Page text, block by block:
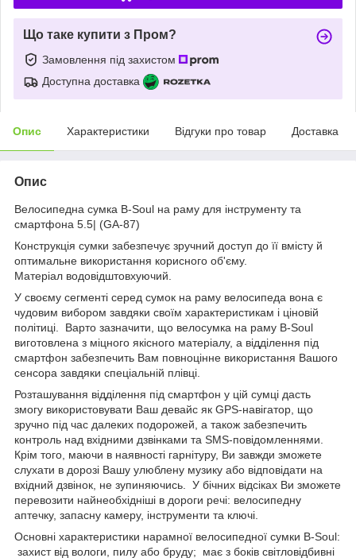
Що таке купити з Пром?
Замовлення під захистом
Доступна доставка
Опис Характеристики Відгуки про товар Доставка
Опис
Велосипедна сумка B-Soul на раму для інструменту та
смартфона 5.5| (GA-87)
Конструкція сумки забезпечує зручний доступ до її вмісту й
оптимальне використання корисного об'єму.
Матеріал водовідштовхуючий.
У своєму сегменті серед сумок на раму велосипеда вона є
чудовим вибором завдяки своїм характеристикам і ціновій
політиці. Варто зазначити, що велосумка на раму B-Soul
виготовлена з міцного якісного матеріалу, а відділення під
смартфон забезпечить Вам повноцінне використання Вашого
сенсора завдяки спеціальній плівці.
Розташування відділення під смартфон у цій сумці дасть
змогу використовувати Ваш девайс як GPS-навігатор, що
зручно під час далеких подорожей, а також забезпечить
контроль над вхідними дзвінками та SMS-повідомленнями.
Крім того, маючи в наявності гарнітуру, Ви завжди зможете
слухати в дорозі Вашу улюблену музику або відповідати на
вхідний дзвінок, не зупиняючись. У бічних відсіках Ви зможете
перевозити найнеобхідніші в дороги речі: велосипедну
аптечку, запасну камеру, інструменти та ключі.
Основні характеристики нарамної велосипедної сумки B-Soul:
захист від вологи, пилу або бруду; має з боків світловідбивні